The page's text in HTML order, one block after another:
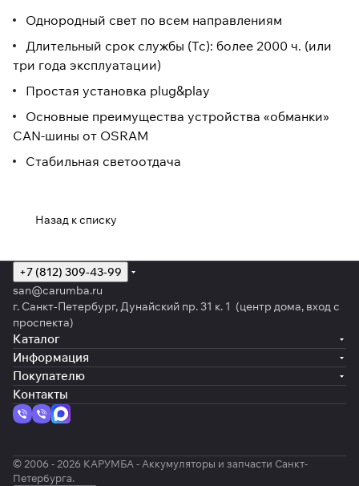
Однородный свет по всем направлениям
Длительный срок службы (Тс): более 2000 ч. (или
три года эксплуатации)
Простая установка plug&play
Основные преимущества устройства «обманки»
CAN-шины от OSRAM
Стабильная светоотдача
Назад к списку
+7 (812) 309-43-99
san@carumba.ru
г. Санкт-Петербург, Дунайский пр. 31 к. 1 (центр дома, вход с
проспекта)
Каталог
Информация
Покупателю
Контакты
© 2006 - 2026 КАРУМБА - Аккумуляторы и запчасти Санкт-
Петербурга.